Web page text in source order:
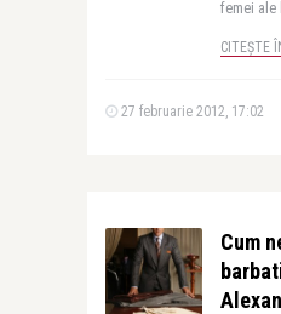
femei ale
CITEȘTE
27 februarie 2012, 17:02
Cum